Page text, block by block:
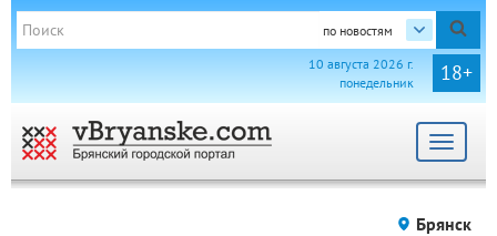
по новостям
18+
10 августа 2026 г.
понедельник
Toggle
Брянск